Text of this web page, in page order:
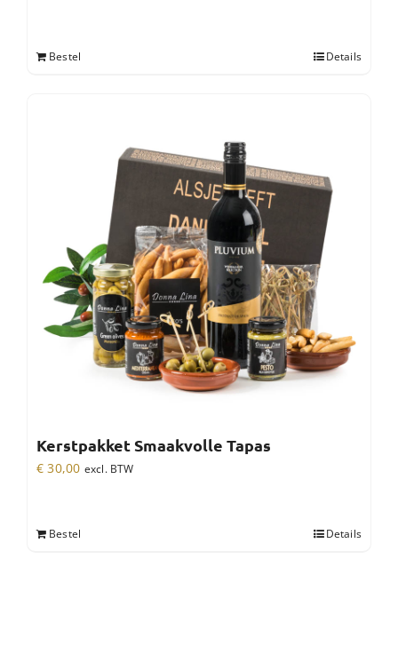
Bestel Details
Kerstpakket Smaakvolle Tapas
€ 30,00 excl. BTW
Bestel Details